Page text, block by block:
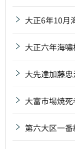
大正6年10月
大正六年海
大先達加藤
大富市場焼
第六大区一